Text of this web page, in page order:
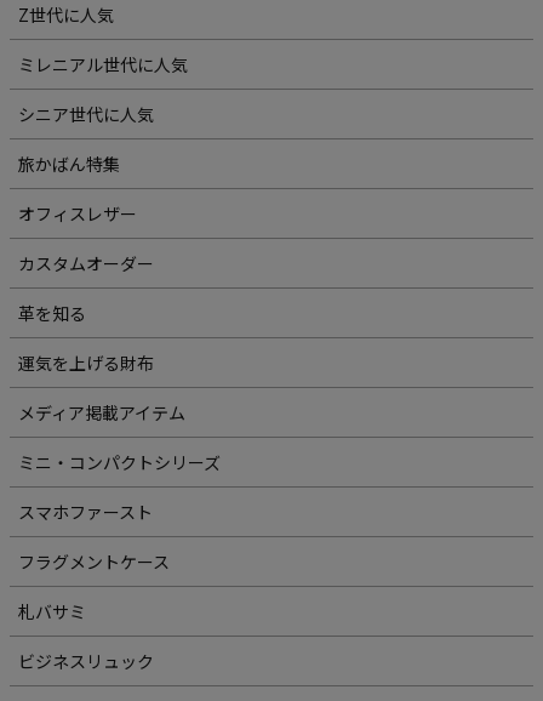
Z世代に人気
ミレニアル世代に人気
シニア世代に人気
旅かばん特集
オフィスレザー
カスタムオーダー
革を知る
運気を上げる財布
メディア掲載アイテム
ミニ・コンパクトシリーズ
スマホファースト
フラグメントケース
札バサミ
ビジネスリュック